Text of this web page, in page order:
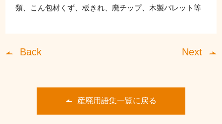
類、こん包材くず、板きれ、廃チップ、木製パレット等
Back Next
産廃用語集一覧に戻る